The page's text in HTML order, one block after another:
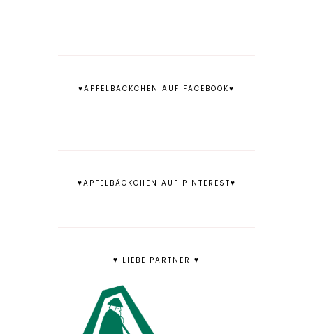
♥APFELBÄCKCHEN AUF FACEBOOK♥
♥APFELBÄCKCHEN AUF PINTEREST♥
♥ LIEBE PARTNER ♥